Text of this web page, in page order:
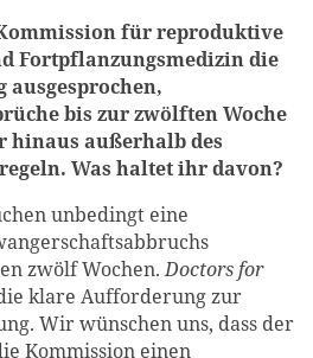
für reproduktive
Fortpflanzungsmedizin die
bis zur zwölften Woche
hinaus außerhalb des
Was haltet ihr davon?
unbedingt eine
zwölf Wochen.Doctors for
klare Aufforderung zur
Wir wünschen uns, dass der
Kommission einen